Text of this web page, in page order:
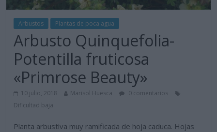
Arbustos Plantas de poca agua
Arbusto Quinquefolia-
Potentilla fruticosa
«Primrose Beauty»
10 julio, 2018 Marisol Huesca
0 comentarios
Dificultad baja
Planta arbustiva muy ramificada de hoja caduca. Hojas